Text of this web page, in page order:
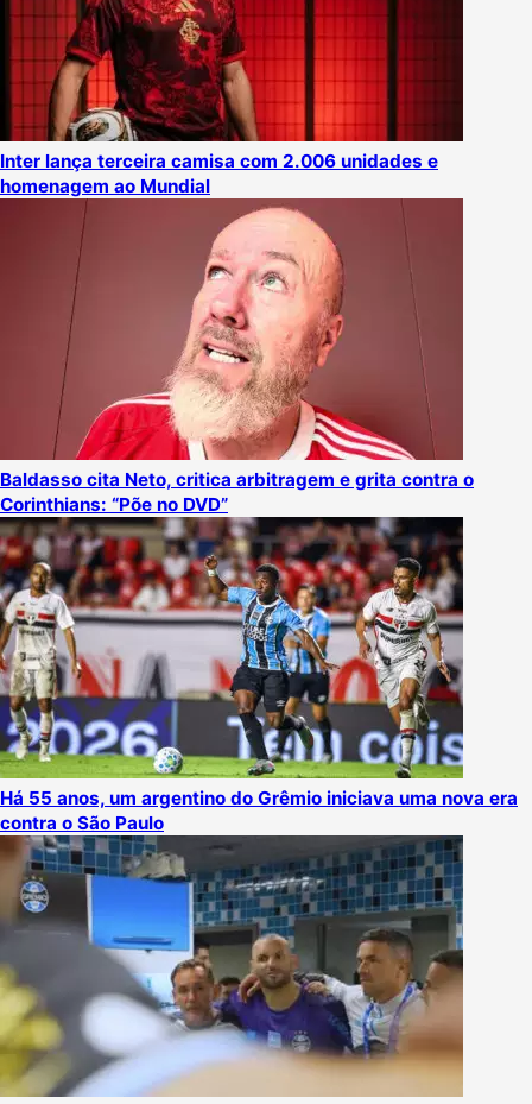
Inter lança terceira camisa com 2.006 unidades e
homenagem ao Mundial
Baldasso cita Neto, critica arbitragem e grita contra o
Corinthians: “Põe no DVD”
Há 55 anos, um argentino do Grêmio iniciava uma nova era
contra o São Paulo